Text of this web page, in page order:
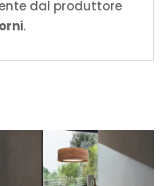
dal produttore
.